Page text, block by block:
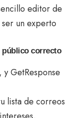
editor de
un experto
público correcto
GetResponse
lista de correos